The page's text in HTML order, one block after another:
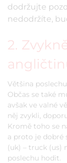
dodržujte
nedodržíte,
2.
Většina
Občas se také
avšak ve valné
něj zvykli,
Kromě toho se
a proto je dobré
(uk) – truck (us)
poslechu hodit.